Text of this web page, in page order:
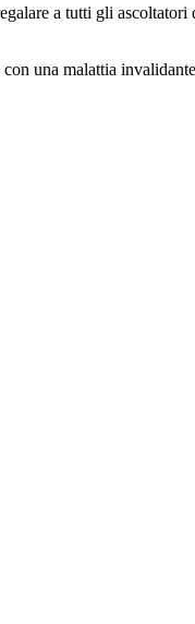
a tutti gli
una malattia